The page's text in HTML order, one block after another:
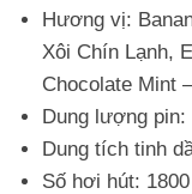
Hương vị:
Xôi Chín Lạnh,
Chocolate Mint
Dung lượng pin:
Dung tích tinh
Số hơi hút: